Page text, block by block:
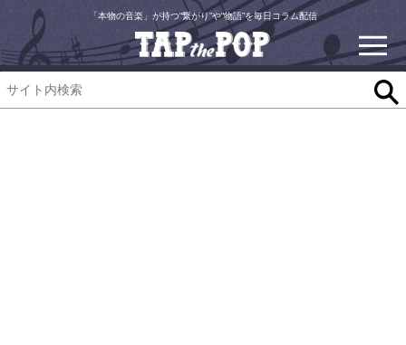
「本物の音楽」が持つ“繋がり”や“物語”を毎日コラム配信